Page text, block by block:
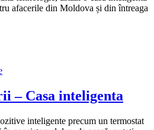
afacerile din Moldova și din întreaga
– Casa inteligenta
inteligente precum un termostat